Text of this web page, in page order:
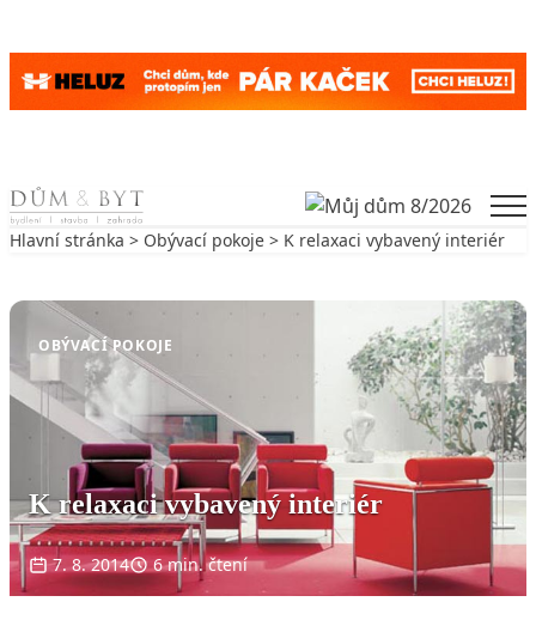
Skip to content
Hlavní stránka > Obývací pokoje > K relaxaci vybavený interiér
OBÝVACÍ POKOJE
K relaxaci vybavený interiér
7. 8. 2014 6 min. čtení